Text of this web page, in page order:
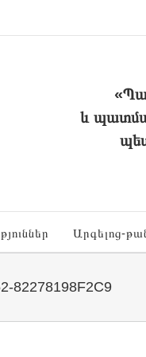
և
Արգելոց-
82278198F2C9